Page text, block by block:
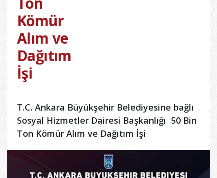
Kömür
Alım ve
Dağıtım
İşi
T.C. Ankara Büyükşehir Belediyesine bağlı
Sosyal Hizmetler Dairesi Başkanlığı 50 Bin
Ton Kömür Alım ve Dağıtım İşi